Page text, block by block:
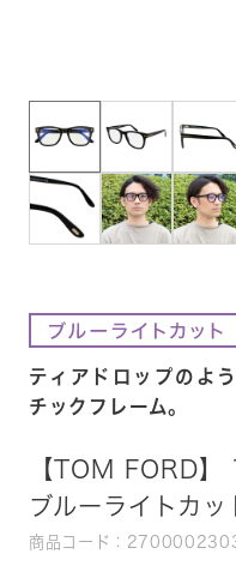
ティアドロップのよ
チックフレーム。
【TOM FORD
ブルーライトカ
商品コード：